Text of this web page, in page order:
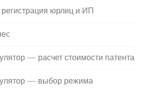
регистрация юрлиц и ИП
— расчет стоимости патента
— выбор режима